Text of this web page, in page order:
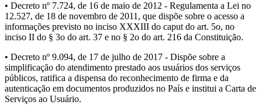
• Decreto nº 7.724, de 16 de maio de 2012 - Regulamenta a Lei no
12.527, de 18 de novembro de 2011, que dispõe sobre o acesso a
informações previsto no inciso XXXIII do caput do art. 5o, no
inciso II do § 3o do art. 37 e no § 2o do art. 216 da Constituição.
• Decreto nº 9.094, de 17 de julho de 2017 - Dispõe sobre a
simplificação do atendimento prestado aos usuários dos serviços
públicos, ratifica a dispensa do reconhecimento de firma e da
autenticação em documentos produzidos no País e institui a Carta de
Serviços ao Usuário.